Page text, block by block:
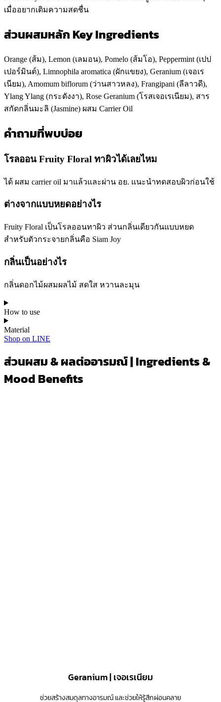
เมื่ออยากเติมความสดชื่น
ส่วนผสมหลัก Key Ingredients
Orange (ส้ม), Lemon (เลมอน), Pomelo (ส้มโอ), Peppermint (เปป
เปอร์มินต์), Limnophila aromatica (ผักแขยง), Geranium (เจอเร
เนียม), Amomum biflorum (ว่านสาวหลง), Frangipani (ลีลาวดี),
Ylang Ylang (กระดังงา), Rose Geranium (โรสเจอเรเนียม), สาร
สกัดกลิ่นมะลิ (Jasmine) ผสม Carrier Oil
คำถามที่พบบ่อย
โรลออน Fruity Floral ทาผิวได้เลยไหม
ได้ ผสม carrier oil มาแล้วและผ่าน อย. แนะนำทดสอบผิวก่อนใช้
ต่างจากแบบหยดอย่างไร
Fruity Floral เป็นโรลออนทาผิว ส่วนกลิ่นเดียวกันแบบหยด
สำหรับตัวกระจายกลิ่นคือ Siam Joy
กลิ่นเป็นอย่างไร
กลิ่นดอกไม้ผสมผลไม้ สดใส หวานละมุน
How to use
Material
Shop on LINE
ส่วนผสม & ผลต่ออารมณ์ | Ingredients &
Mood Benefits
Geranium | เจอเรเนียม
ช่วยสร้างสมดุลทางอารมณ์ และช่วยให้รู้สึกผ่อนคลาย